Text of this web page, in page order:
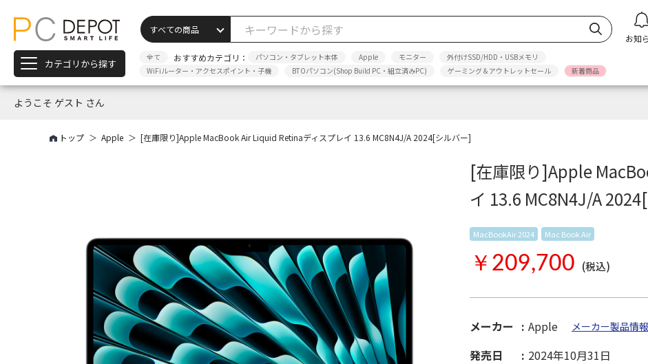
お知
カテゴリから探す 全て おすすめカテゴリ： パソコン・タブレット本体 Apple モニター
外付けSSD/HDD・USBメモリ
WiFiルーター・アクセスポイント・子機
BTOパソコン(Shop Build PC・組立済みPC) ゲーミング＆アウトレットセール 新着商品
ようこそ ゲスト さん
トップ Apple [在庫限り]Apple MacBook Air Liquid Retinaディスプレイ 13.6 MC8N4J/A 2024[シルバー]
[在庫限り]Apple
イ 13.6 MC8N4J/A
MacBookAir 2024 Mac Book Air
￥209,700 (税込)
メーカー Apple メーカー製品情
発売日
2024年10月31日